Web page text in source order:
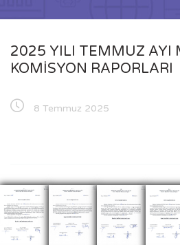
2025 YILI TEMMUZ AYI
KOMİSYON RAPORLARI
8 Temmuz 2025